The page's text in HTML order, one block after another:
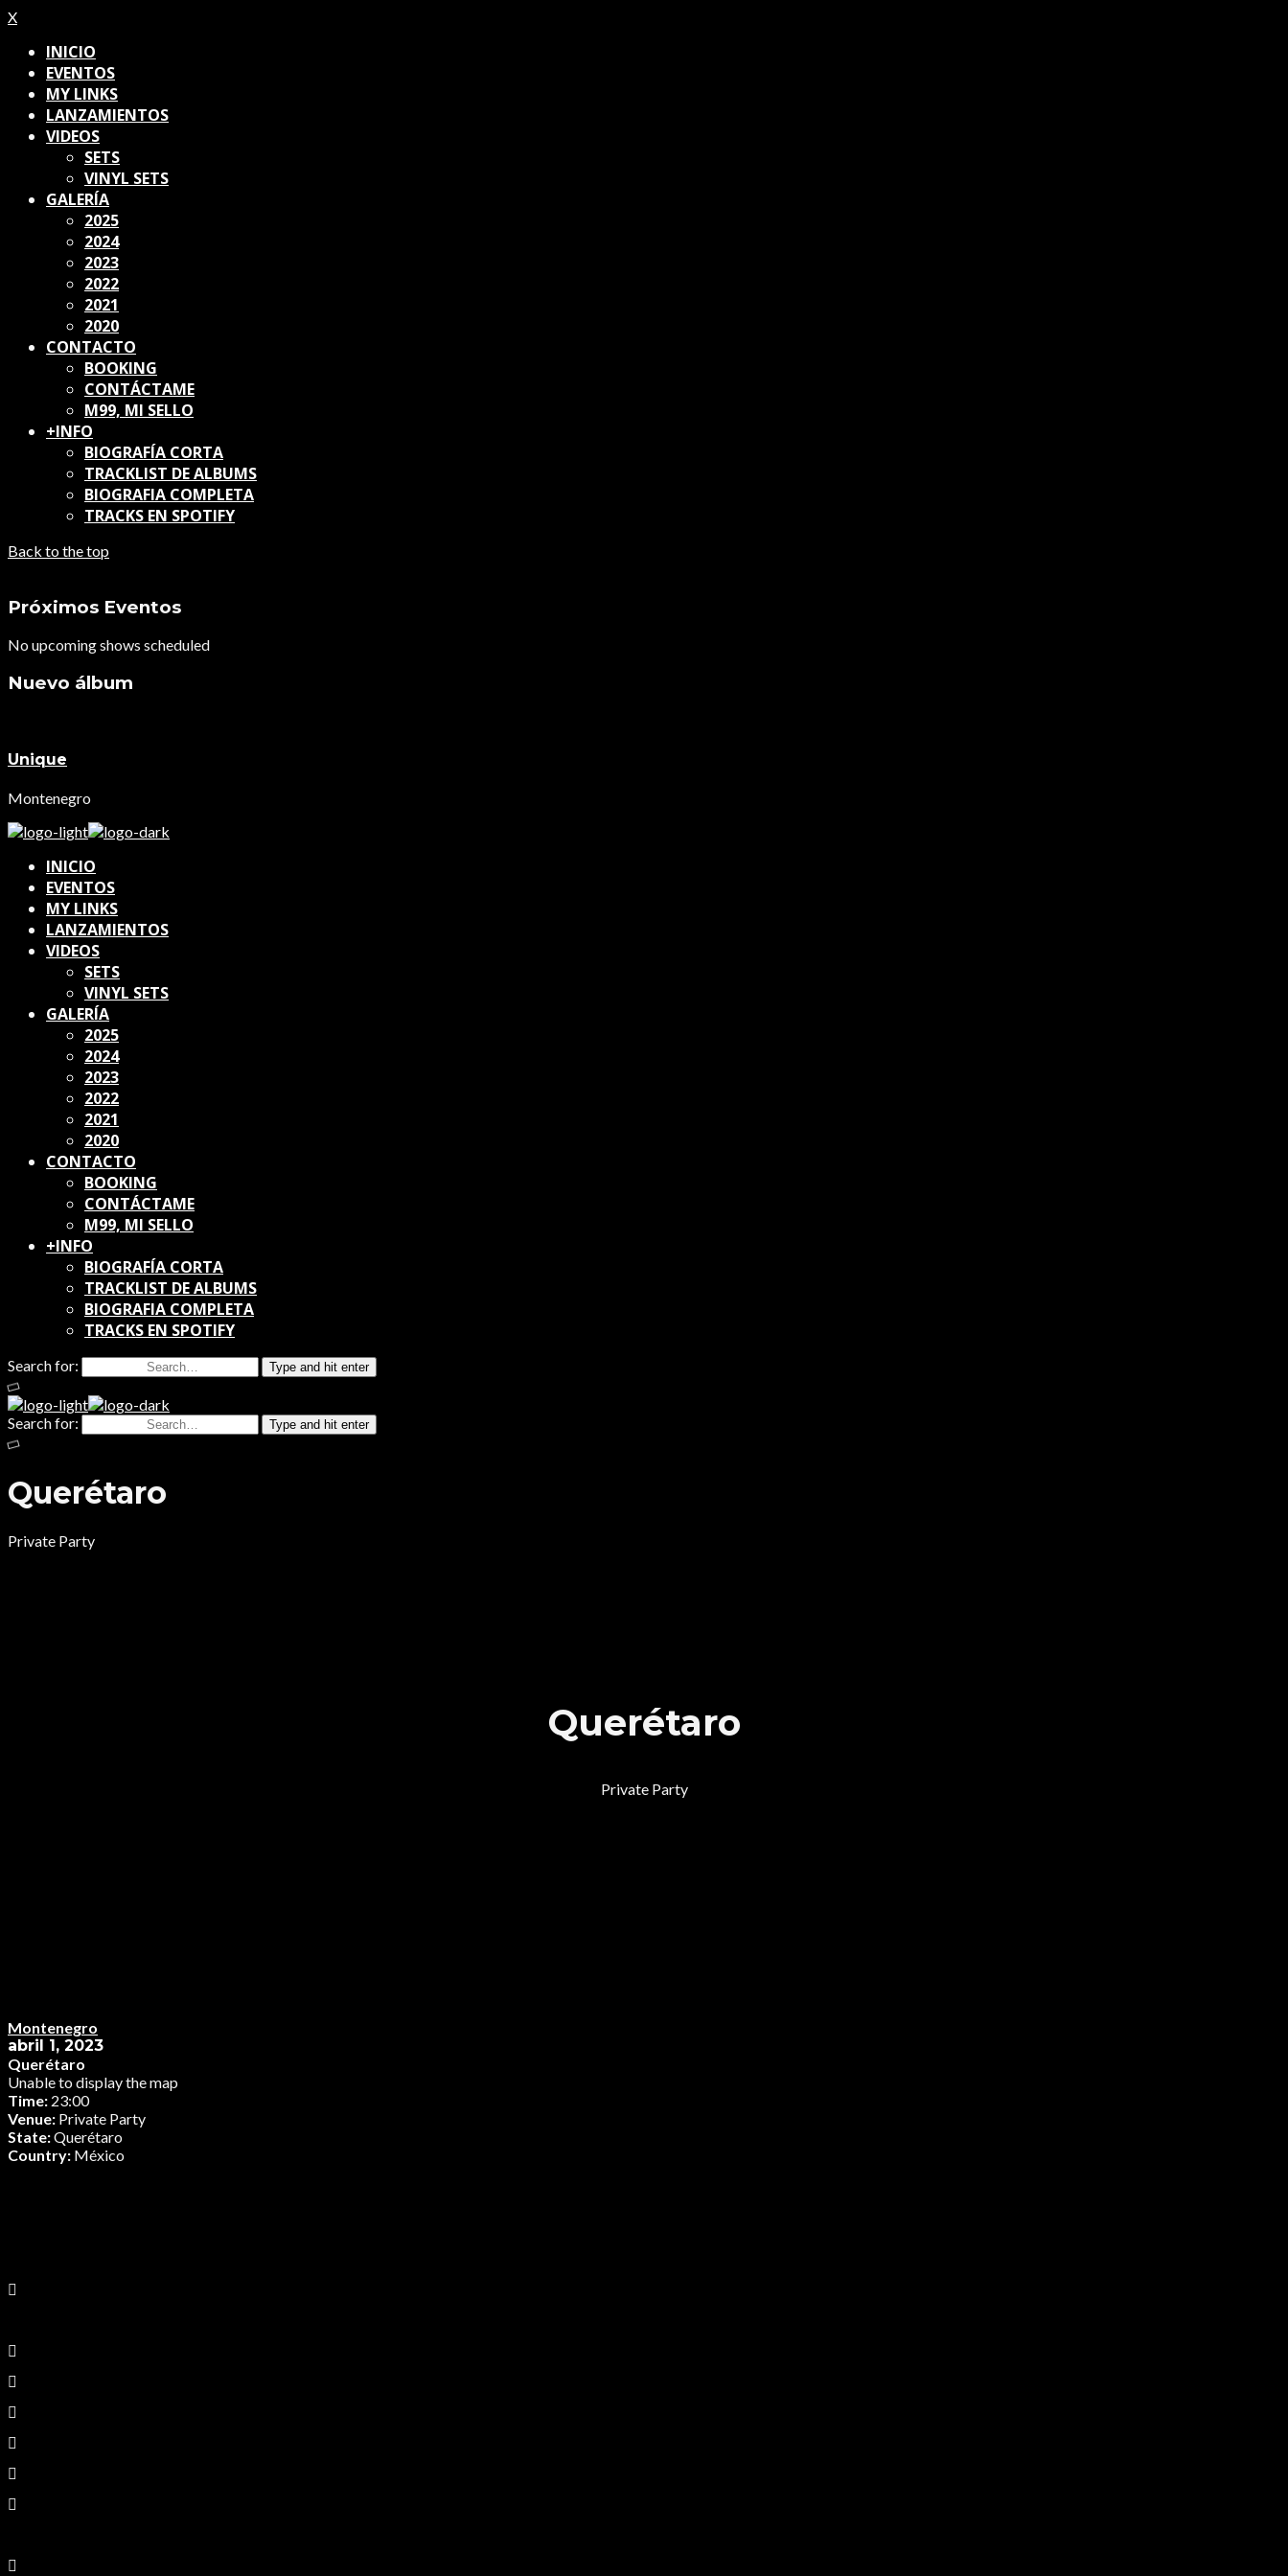
X
INICIO
EVENTOS
MY LINKS
LANZAMIENTOS
VIDEOS
SETS
VINYL SETS
GALERÍA
2025
2024
2023
2022
2021
2020
CONTACTO
BOOKING
CONTÁCTAME
M99, MI SELLO
+INFO
BIOGRAFÍA CORTA
TRACKLIST DE ALBUMS
BIOGRAFIA COMPLETA
TRACKS EN SPOTIFY
Back to the top
Próximos Eventos
No upcoming shows scheduled
Nuevo álbum
Unique
Montenegro
INICIO
EVENTOS
MY LINKS
LANZAMIENTOS
VIDEOS
SETS
VINYL SETS
GALERÍA
2025
2024
2023
2022
2021
2020
CONTACTO
BOOKING
CONTÁCTAME
M99, MI SELLO
+INFO
BIOGRAFÍA CORTA
TRACKLIST DE ALBUMS
BIOGRAFIA COMPLETA
TRACKS EN SPOTIFY
Search for: Type and hit enter
Search for: Type and hit enter
Querétaro
Private Party
Querétaro
Private Party
Montenegro
abril 1, 2023
Querétaro
Unable to display the map
Time: 23:00
Venue: Private Party
State:Querétaro
Country: México